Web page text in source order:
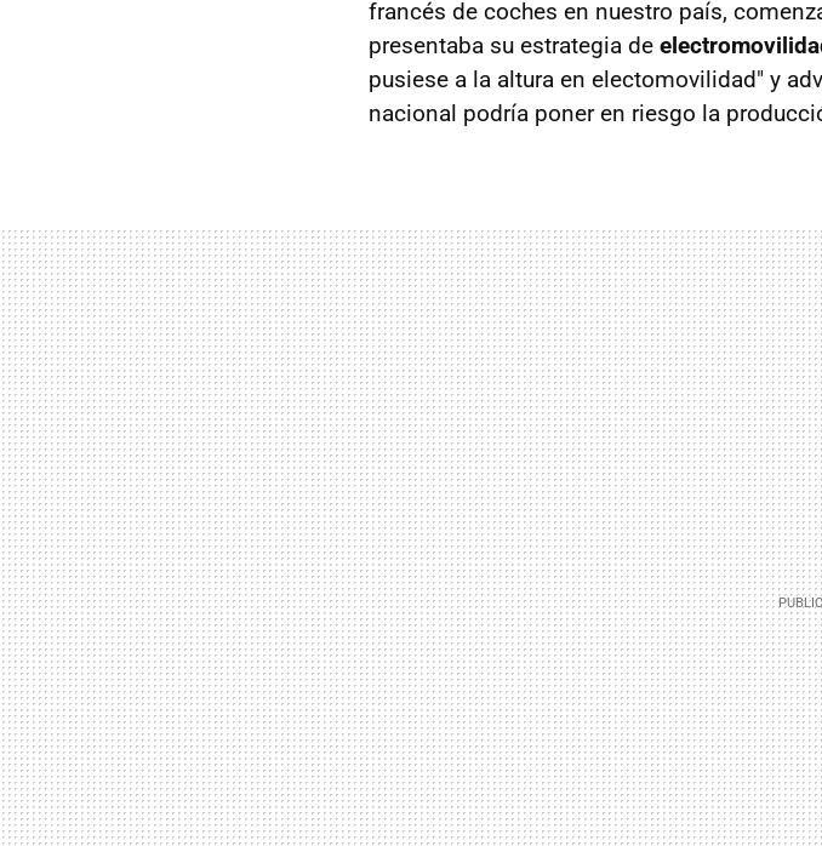
francés de coches en nuestro país,
presentaba su estrategia de
pusiese a la altura en electomovilidad" y
nacional podría poner en riesgo la